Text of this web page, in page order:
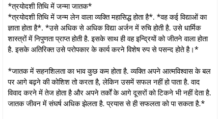
*त्रयोदशी तिथि में जन्मा जातक*
*त्रयोदशी तिथि में जन्म लेन वाला व्यक्ति महासिद्ध होता है*. *वह कई विद्याओं का
ज्ञाता होता है*. *उसे अधिक से अधिक विद्या अर्जन में रुचि होती है. उसे धार्मिक
शास्त्रों में निपुणता प्राप्त होती है. इसके साथ ही वह इन्द्रियों को जीतने वाला होता
है. इसके अतिरिक्त उसे परोपकार के कार्य करने विशेष रुप से पसन्द होते है।*
*जातक में सहनशिलता का भाव कुछ कम होता है. व्यक्ति अपने आत्मविश्वास के बल
पर आगे बढ़ने की कोशिश तो करता है, लेकिन उसमें सफल नहीं हो पाता है. वाद
विवाद करने में तेज होता है और अपने तर्कों के आगे दूसरों को टिकने भी नहीं देता है.
जातक जीवन में संघर्ष अधिक झेलता है. प्रयास से ही सफलता को पा सकता है.*